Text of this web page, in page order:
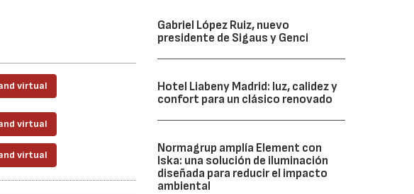
virtual
virtual
virtual
Gabriel López Ruiz, nuevo
presidente de Sigaus y Genci
Hotel Liabeny Madrid: luz, calidez y
confort para un clásico renovado
Normagrup amplía Element con
Iska: una solución de iluminación
diseñada para reducir el impacto
ambiental